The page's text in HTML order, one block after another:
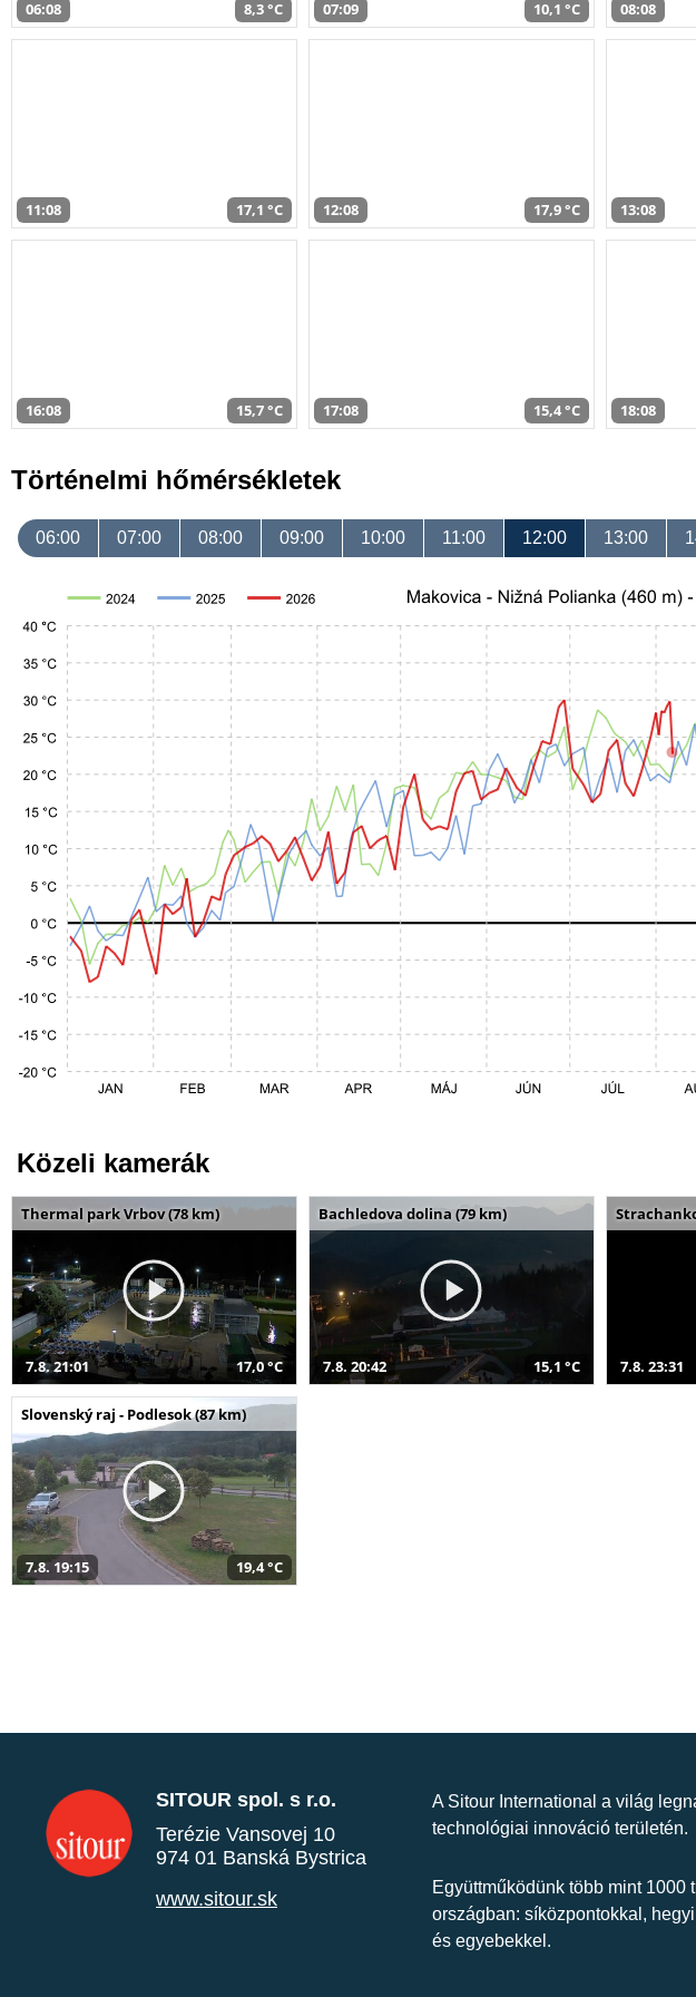
06:08 8,3 °C 07:09 10,1 °C 08:08
11:08 17,1 °C 12:08 17,9 °C 13:08
16:08 15,7 °C 17:08 15,4 °C 18:08
Történelmi hőmérsékletek
06:00 07:00 08:00 09:00 10:00 11:00 12:00 13:00
Közeli kamerák
Thermal park Vrbov (78 km)
7.8. 21:01 17,0 °C
Bachledova dolina (79 km)
7.8. 20:42 15,1 °C 7.8. 23:31
Slovenský raj - Podlesok (87 km)
7.8. 19:15 19,4 °C
SITOUR spol. s r.o.
Terézie Vansovej 10
974 01 Banská Bystrica
www.sitour.sk
A Sitour International a világ
technológiai innováció területén.
Együttműködünk több mint 1000
országban: síközpontokkal,
és egyebekkel.